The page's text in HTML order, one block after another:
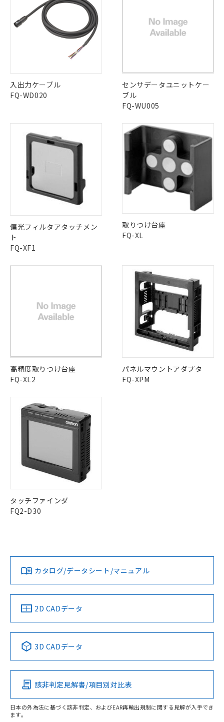
みください。
ソフトウェアの使用条件
中国 RoHS 注意事項・凡例
※1 ※2
O
"対応済み"や非含有の記載がされた商品であっても、流通
在庫等で未対応品が混在する可能性があります。
非含有品が必要な際は、弊社営業部門もしくは販売店へお
問い合わせください。
この製品のRoHS/REACH対応状況ページへ
LR型式承認
（イギリス
船舶規格）
DNV型式承認
（ノルウェー
船舶規格）
船舶規格）
No
その他の認証はこちらのページからご検索ください
入出力ケーブル
FQ-WD020
センサデータユニットケー
ブル
FQ-WU005
偏光フィルタアタッチメン
ト
FQ-XF1
取りつけ台座
FQ-XL
高精度取りつけ台座
FQ-XL2
パネルマウントアダプタ
FQ-XPM
タッチファインダ
FQ2-D30
カタログ/データシート/マニュアル
2D CADデータ
3D CADデータ
該非判定見解書/項目別対比表
日本の外為法に基づく該非判定、およびEAR再輸出規制に関する見解が入手でき
ます。
ご利用条件
以下の条件をお読みいただき、同意のうえ
ご利用ください。
商品の当社在庫状況および標準価格
(税抜)を提供させていただくもので
当社制御機器事業取扱商品の中には、
ことをご了承ください。
在庫状況および標準価格照会結果は、
記載している更新日時点での社内デー
タに基づき作成されるものであり、閲
覧された時点での実際の在庫および標
準価格とは異なる場合があることをご
了承ください。
正式な納期状況および標準価格はお客
様のお取引先、またはお客様担当のオ
ムロン制御機器販売店・当社販売員に
ください。
在庫状況および標準価格結果を当社の
事前の承諾なく第三者に漏洩または開
示しないようお願いします。
マイパーツ機能（部品リスト作成サー
ビス）をご利用いただくには、I-Web
メンバーズにご登録されている必要が
お客様が当ウェブサイト上で当社にご
登録された部品リストについて、当社
および当社の共同利用者が、当社の製
品・サービスに関するお客様との取
※当社の共同利用者とは、
の共同利用に関して"
用者の範囲」に記載されている法人を
指します。
有に対応した製品に切り替える予定のある
商品です。
対応予定なし：EU RoHS指令（10物質）の
非含有に非対応の商品で、対応品を出す予
定はありません。
調査・確認中：EU RoHS指令（10物質）の
非含有の対応状況を調査中または確認中の
商品です。
非該当品：ライセンス料など無形物で、有
害物質有無と関係のない商品です。
いたものが、含有品と判明した場合などや
むを得ず変更することがあります。
*EU RoHS指令（10物質）：
鉛(Pb) 1000ppm以下、 水銀(Hg) 1000ppm以下、 カド
六価クロム(Cr(Ⅵ)) 1000ppm以下、ポリ臭化ビフェニル
類(PBB) 1000ppm以下、ポリ臭化ジフェニルエーテル類
(PBDE) 1000ppm以下、フタル酸ビス(2-エチルヘキシ
ル) (DEHP)(別名：DOP) 1000ppm以下、フタル酸ブチ
ルベンジル（BBP） 1000ppm以下、フタル酸ジブチル
（DBP） 1000ppm以下、フタル酸ジイソブチル
(DIBP) 1000ppm以下
但し、RoHS指令で産業用監視および制御機器に対する
部品在庫の切り替え状況などにより、予定
月が前後することがあります。
※3 非含有証明書ダウンロード
下記の非含有証明書をダウンロードするこ
EU RoHS指令（10物質）の非含有証明書
51物質の非含有証明書（当社基準）
※本証明書は発行日時点で非含有を証明す
るもので、過去に遡って非含有を証明する
ものではありません。
また、RoHS指令のフタル酸エステル類４
物質の対応では、対応完了までの期間は出
荷製品に未対応品が混在することから備考
欄に対応日を記載しておりました。
既に当社にて対応品への在庫切替を完了
していることから、特段のことがない限
※1 中国RoHS○×表
「○」：最大均質材料含有率が中国RoHSの
基準値以下であることを示します。
「×」：最大均質材料含有率が中国RoHSの
基準値を超えていることを示します。
「－」：未確認です。当社販売部門へお問
い合わせください。
*中国RoHS10物質の基準値 (GB/T26572)：
Pb(鉛) :1000ppm、 Hg(水銀) : 1000ppm、 Cd(カドミウ
Cr(Ⅵ)(六価クロム) : 1000ppm、 PBBs(ポリ臭化ビフェ
ニル類) : 1000ppm、 PBDEs(ポリ臭化ジフェニルエーテ
ル類) : 1000ppm、
イソブチル) : 1000ppm、 BBP(フタル酸ブチルベンジ
ル) : 1000ppm、
DEHP(フタル酸ビス(2-エチルヘキシル)) : 1000ppm
「ｅ」：有害物質（10物質）のすべてが基
準値以下であることを示します。
「10」：通常の使用状況下において有害物
質が外部に漏えいし、環境に深刻な影響を
及ぼさない年数を意味します。
「－」：未確認です。当社販売部門へお問
当社は、これら貴社製品のうち、外国
為替および外国貿易法に定める商品
（以下｢規制貨物等」という）を輸出
または国外への提供する場合は、日本
国政府の輸出許可(または役務取引許
可)を取得するなどの必要な手続きを
とります。
当社は規制貨物を破棄する場合は、完
いよう必要な手段を講じます。
当社は貴社製品を、核兵器、ミサイ
ル、化学兵器、生物兵器またはその他
当社は、貴社製品を第三者に販売する
場合は、上記1、2および3の内容を当
該第三者に通知します。また当社は、
販売先および販売に係わる関係者が違
法に輸出するおそれがある場合は、取
○ 一定数以上の在庫あり
△ 一定数には満たないが在庫あり
たはお客様担当のオムロン制御
機器販売店・当社販売員にご確
空
白
受注生産機種、また在庫状況の
情報を公開していない機種